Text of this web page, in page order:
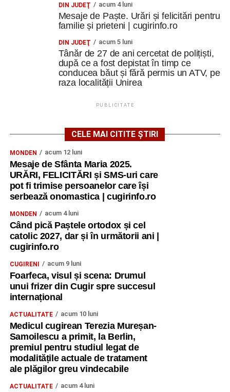
DIN JUDEŢ acum 4 luni
Mesaje de Paște. Urări și felicitări pentru
familie și prieteni | cugirinfo.ro
DIN JUDEŢ acum 5 luni
Tânăr de 27 de ani cercetat de polițiști,
după ce a fost depistat în timp ce
conducea băut și fără permis un ATV, pe
raza localității Unirea
PUBLICITATE
CELE MAI CITITE ȘTIRI
MONDEN acum 12 luni
Mesaje de Sfânta Maria 2025.
URĂRI, FELICITĂRI și SMS-uri care
pot fi trimise persoanelor care își
serbează onomastica | cugirinfo.ro
MONDEN acum 4 luni
Când pică Paștele ortodox și cel
catolic 2027, dar și în următorii ani |
cugirinfo.ro
CUGIRENI acum 9 luni
Foarfeca, visul și scena: Drumul
unui frizer din Cugir spre succesul
internațional
ACTUALITATE acum 10 luni
Medicul cugirean Terezia Mureșan-
Samoilescu a primit, la Berlin,
premiul pentru studiul legat de
modalitățile actuale de tratament
ale plăgilor greu vindecabile
ACTUALITATE acum 4 luni